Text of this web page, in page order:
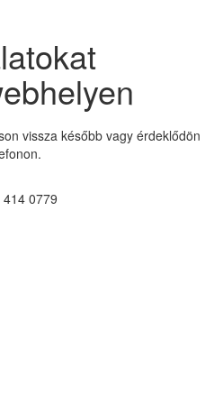
vissza később vagy érdeklődön
0779